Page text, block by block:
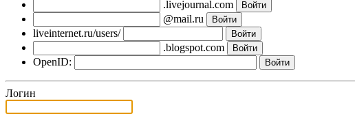
.livejournal.com
@mail.ru
liveinternet.ru/users/
.blogspot.com
OpenID:
Логин